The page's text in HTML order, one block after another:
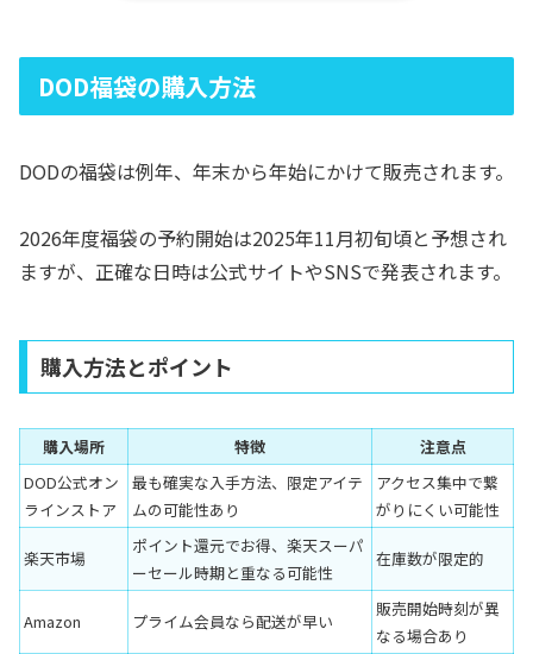
DOD福袋の購入方法
DODの福袋は例年、年末から年始にかけて販売されます。
2026年度福袋の予約開始は2025年11月初旬頃と予想され
ますが、正確な日時は公式サイトやSNSで発表されます。
購入方法とポイント
購入場所 特徴
注意点
DOD公式オン
ラインストア
最も確実な入手方法、限定アイテ
ムの可能性あり
アクセス集中で繋
がりにくい可能性
楽天市場
ポイント還元でお得、楽天スーパ
ーセール時期と重なる可能性
在庫数が限定的
Amazon プライム会員なら配送が早い
販売開始時刻が異
なる場合あり